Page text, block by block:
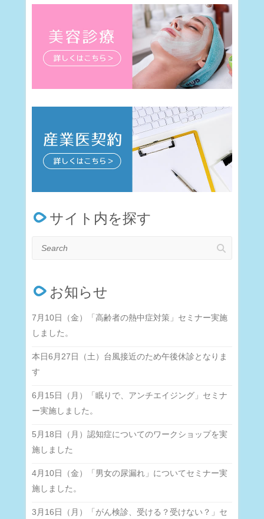
サイト内を探す
Search
お知らせ
7月10日（金）「高齢者の熱中症対策」セミナー実施
しました。
本日6月27日（土）台風接近のため午後休診となりま
す
6月15日（月）「眠りで、アンチエイジング」セミナ
ー実施しました。
5月18日（月）認知症についてのワークショップを実
施しました
4月10日（金）「男女の尿漏れ」についてセミナー実
施しました。
3月16日（月）「がん検診、受ける？受けない？」セ